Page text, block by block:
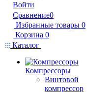
Войти
Сравнение0
Избранные товары 0
Корзина 0
Каталог
Компрессоры
Винтовой
компрессор